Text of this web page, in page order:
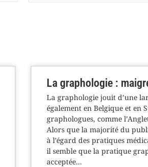
La graphologie :
La graphologie jouit d’une
également en Belgique et en
graphologues, comme
Alors que la majorité du
à l’égard des pratiques
il semble que la pratique
acceptée…